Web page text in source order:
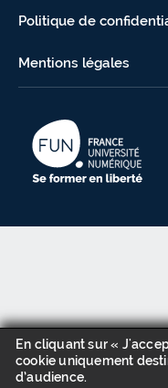
En cliquant sur «
cookie uniquement
d’audience.
Politique de
Mentions légales